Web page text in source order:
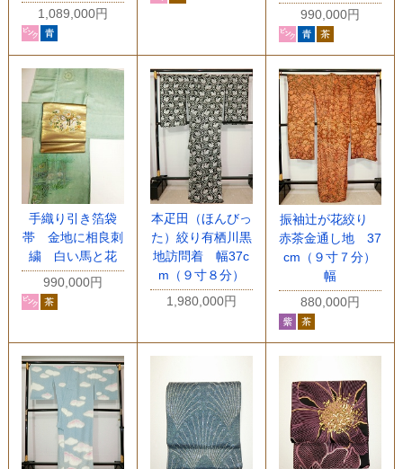
1,089,000円
990,000円
手織り引き箔袋
帯 金地に相良刺
繍 白い馬と花
990,000円
本疋田（ほんびっ
た）絞り有栖川黒
地訪問着 幅37c
m（９寸８分）
1,980,000円
振袖辻が花絞り
赤茶金通し地 37
cm（９寸７分）
幅
880,000円